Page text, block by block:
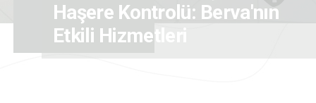
Haşere Kontrolü: Berva'nın
Etkili Hizmetleri